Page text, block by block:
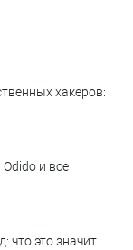
хакеров:
и все
что это значит